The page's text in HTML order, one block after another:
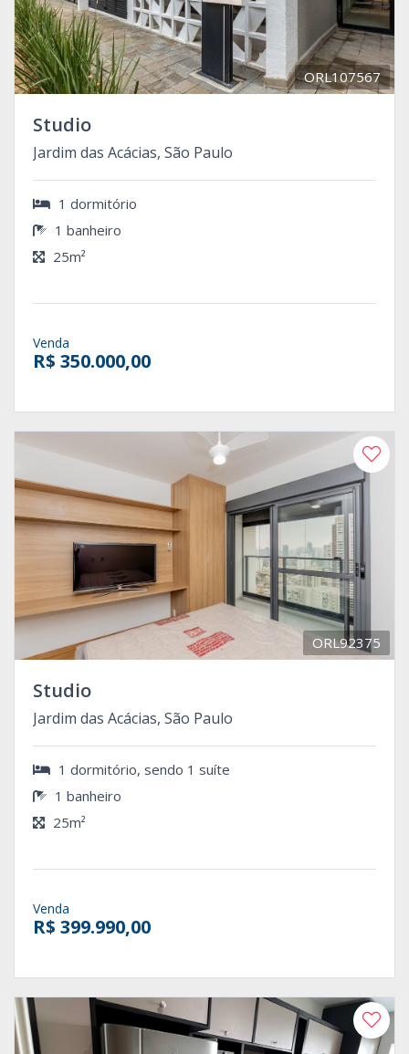
ORL107567
Studio
Jardim das Acácias, São Paulo
1 dormitório
1 banheiro
25m²
Venda
R$ 350.000,00
ORL92375
Studio
Jardim das Acácias, São Paulo
1 dormitório, sendo 1 suíte
1 banheiro
25m²
Venda
R$ 399.990,00